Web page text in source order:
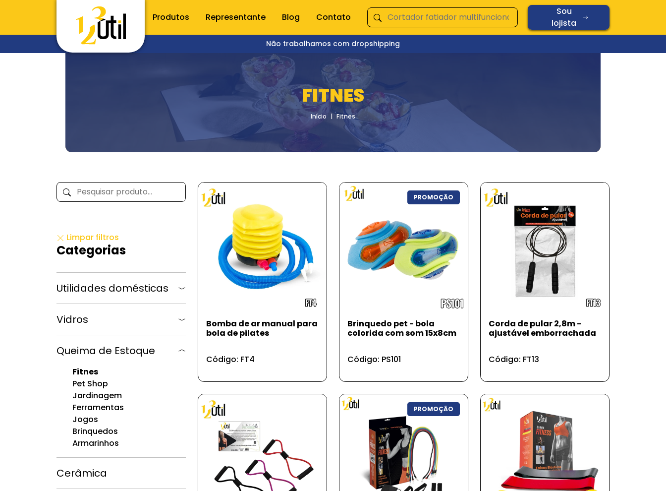
Produtos
CONHEÇA NOSSAS CATEGORIAS Ver todos os produtos
Utilidades domésticas
Porta tempero e moedor
Raladores e mixer
Utensílios
Talheres
Cozinha
Organização
Queima de Estoque
Fitnes
Pet Shop
Jardinagem
Ferramentas
Armarinhos
Oplaine
Copos
Chopp
Limpeza e Organização
Representante Blog Contato
Sou
lojista
Não trabalhamos com dropshipping
FITNES
Início Fitnes
Limpar filtros
Categorias
Utilidades domésticas
Vidros
Queima de Estoque
Fitnes
Pet Shop
Jardinagem
Ferramentas
Jogos
Brinquedos
Armarinhos
Cerâmica
Bomba de ar manual para
bola de pilates
Código: FT4
PROMOÇÃO
Brinquedo pet - bola
colorida com som 15x8cm
Código: PS101
Corda de pular 2,8m -
ajustável emborrachada
Código: FT13
PROMOÇÃO